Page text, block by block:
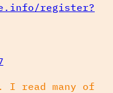
register?
I read many of